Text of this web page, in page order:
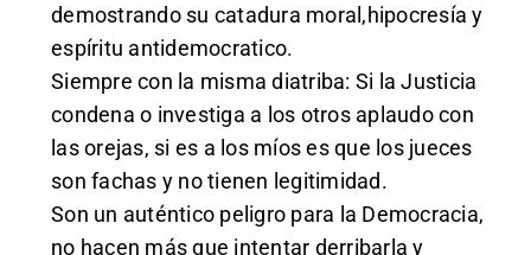
demostrando su catadura moral,hipocresía y
espíritu antidemocratico.
Siempre con la misma diatriba: Si la Justicia
condena o investiga a los otros aplaudo con
las orejas, si es a los míos es que los jueces
son fachas y no tienen legitimidad.
Son un auténtico peligro para la Democracia,
no hacen más que intentar derribarla y